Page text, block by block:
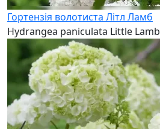
Гортензія волотиста Літл Ламб
Hydrangea paniculata Little Lamb